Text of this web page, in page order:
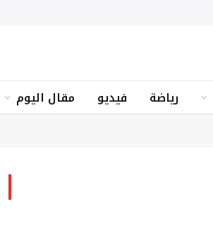
رياضة فيديو مقال اليوم